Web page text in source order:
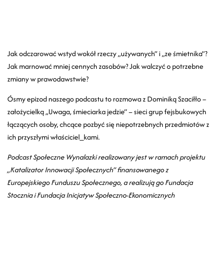
Jak odczarować wstyd wokół rzeczy „używanych” i „ze śmietnika”?
Jak marnować mniej cennych zasobów? Jak walczyć o potrzebne
zmiany w prawodawstwie?
Ósmy epizod naszego podcastu to rozmowa z Dominiką Szaciłło –
założycielką „Uwaga, śmieciarka jedzie” – sieci grup fejsbukowych
łączących osoby, chcące pozbyć się niepotrzebnych przedmiotów z
ich przyszłymi właściciel_kami.
Podcast Społeczne Wynalazki realizowany jest w ramach projektu
„Katalizator Innowacji Społecznych” finansowanego z
Europejskiego Funduszu Społecznego, a realizują go Fundacja
Stocznia i Fundacja Inicjatyw Społeczno-Ekonomicznych